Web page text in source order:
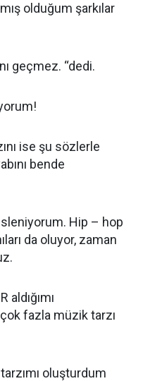
olduğum şarkılar
geçmez. “dedi.
ise şu sözlerle
bende
Hip – hop
da oluyor, zaman
fazla müzik tarzı
oluşturdum